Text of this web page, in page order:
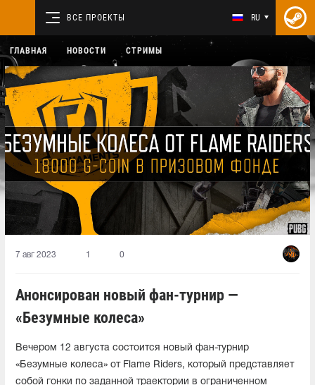
ВСЕ ПРОЕКТЫ RU
ГЛАВНАЯ НОВОСТИ СТРИМЫ
7 авг 2023 1 0
Анонсирован новый фан-турнир —
«Безумные колеса»
Вечером 12 августа состоится новый фан-турнир
«Безумные колеса» от Flame Riders, который представляет
собой гонки по заданной траектории в ограниченном